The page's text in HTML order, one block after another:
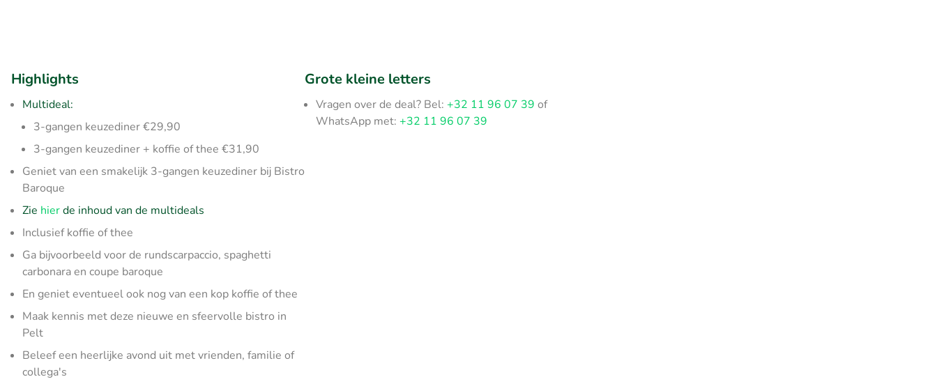
Highlights
Multideal:
3-gangen keuzediner €29,90
3-gangen keuzediner + koffie of thee €31,90
Geniet van een smakelijk 3-gangen keuzediner bij Bistro
Baroque
Zie hierde inhoud van de multideals
Inclusief koffie of thee
Ga bijvoorbeeld voor de rundscarpaccio, spaghetti
carbonara en coupe baroque
En geniet eventueel ook nog van een kop koffie of thee
Maak kennis met deze nieuwe en sfeervolle bistro in
Pelt
Beleef een heerlijke avond uit met vrienden, familie of
collega's
Grote kleine letters
Vragen over de deal? Bel:+32 11 96 07 39 of
WhatsApp met:+32 11 96 07 39